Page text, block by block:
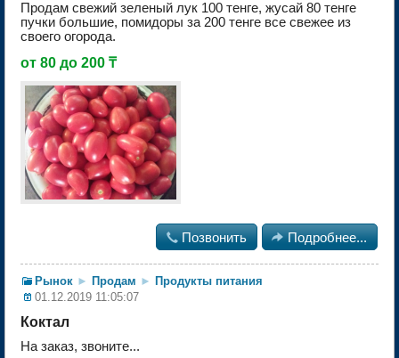
Продам свежий зеленый лук 100 тенге, жусай 80 тенге
пучки большие, помидоры за 200 тенге все свежее из
своего огорода.
от 80 до 200 ₸
 Позвонить  Подробнее...
Рынок ► Продам ► Продукты питания
01.12.2019 11:05:07
Коктал
На заказ, звоните...